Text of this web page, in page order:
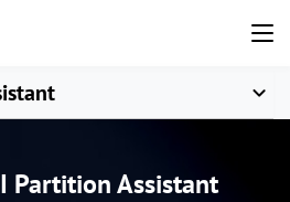
Partition Assistant